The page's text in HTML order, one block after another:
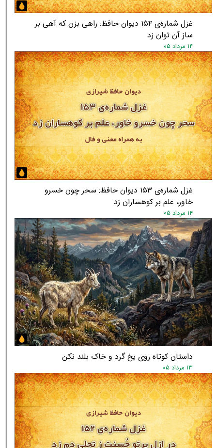
غزل شماره‌ی ۱۵۴ دیوان حافظ: راهی بزن که آهی بر
ساز آن توان زد
۱۴ مرداد ۰۵
غزل شماره‌ی ۱۵۳ دیوان حافظ: سحر چون خسرو
خاور، علم بر کوهساران زد
۱۴ مرداد ۰۵
داستان کوتاه روی یخ گرد و خاک بلند نکن
۱۳ مرداد ۰۵